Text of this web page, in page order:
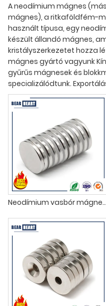
A neodímium mágnes (más
mágnes), a ritkaföldfém-
használt típusa, egy
készült állandó mágnes,
kristályszerkezetet hozza
mágnes gyártó vagyunk
gyűrűs mágnesek és
specializálódtunk.
Neodímium vasbór mágnesek